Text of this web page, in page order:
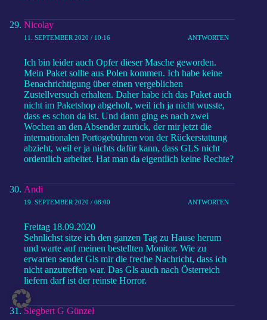
Nicolay
11. SEPTEMBER 2020 / 10:16 ANTWORTEN
Ich bin leider auch Opfer dieser Masche geworden.
Mein Paket sollte aus Polen kommen. Ich habe keine
Benachrichtigung über einen vergeblichen
Zustellversuch erhalten. Daher habe ich das Paket auch
nicht im Paketshop abgeholt, weil ich ja nicht wusste,
dass es schon da ist. Und dann ging es nach zwei
Wochen an den Absender zurück, der mir jetzt die
internationalen Portogebühren von der Rückerstattung
abzieht, weil er ja nichts dafür kann, dass GLS nicht
ordentlich arbeitet. Hat man da eigentlich keine Rechte?
Andi
19. SEPTEMBER 2020 / 08:00 ANTWORTEN
Freitag 18.09.2020
Sehnlichst sitze ich den ganzen Tag zu Hause herum
und warte auf meinen bestellten Monitor. Wie zu
erwarten sendet Gls mir die freche Nachricht, dass ich
nicht anzutreffen war. Das Gls auch nach Österreich
liefern darf ist der reinste Horror.
Siegbert G Günzel